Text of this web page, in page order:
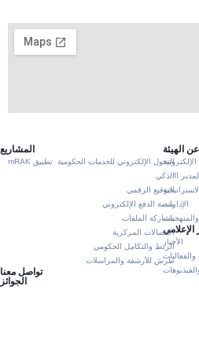
عن الهيئة
العام
الإدارات
الإعلامي
الأخبار
والفعاليات
المشاريع
التحول الإلكتروني للخدمات الحكومية
تطبيق mRAK
الذكي
التوقيع الرقمي
منصة الدفع الإلكتروني
مشاركة الملفات
الاتصالات المركزية
الربط والتكامل الحكومي
طرش للأرشفة والمراسلات
تواصل معنا
الجوائز